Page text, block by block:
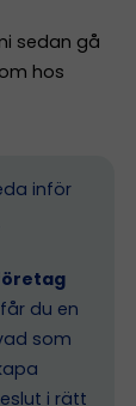
sedan gå
hos
inför
du en
som
i rätt